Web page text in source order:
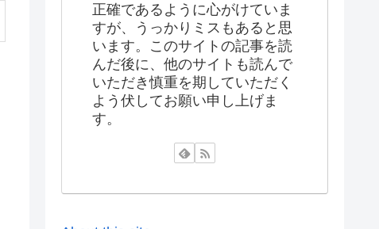
正確であるように心がけていま
すが、うっかりミスもあると思
います。このサイトの記事を読
んだ後に、他のサイトも読んで
いただき慎重を期していただく
よう伏してお願い申し上げま
す。